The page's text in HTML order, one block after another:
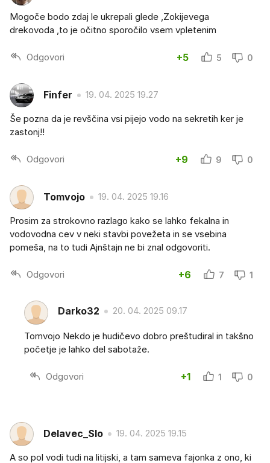
Mogoče bodo zdaj le ukrepali glede ,Zokijevega
drekovoda ,to je očitno sporočilo vsem vpletenim
Odgovori +5 5 0
Finfer 19. 04. 2025 19.27
Še pozna da je revščina vsi pijejo vodo na sekretih ker je
zastonj!!
Odgovori +9 9 0
Tomvojo 19. 04. 2025 19.16
Prosim za strokovno razlago kako se lahko fekalna in
vodovodna cev v neki stavbi povežeta in se vsebina
pomeša, na to tudi Ajnštajn ne bi znal odgovoriti.
Odgovori +6 7 1
Darko32 20. 04. 2025 09.17
Tomvojo Nekdo je hudičevo dobro preštudiral in takšno
početje je lahko del sabotaže.
Odgovori +1 1 0
Delavec_Slo 19. 04. 2025 19.15
A so pol vodi tudi na litijski, a tam sameva fajonka z ono, ki